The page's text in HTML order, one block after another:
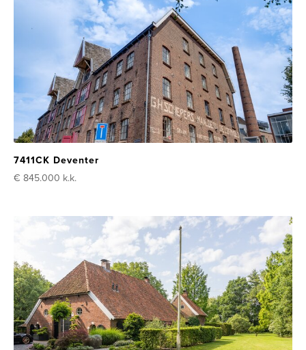
7411CK Deventer
€ 845.000 k.k.